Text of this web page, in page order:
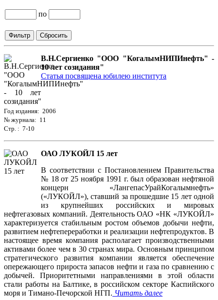
по
В.Н.Сергиенко "ООО "КогалымНИПИнефть" -
10 лет созидания"
Статья посвящена юбилею института
Год издания: 2006
№ журнала: 11
Стр. : 7-10
ОАО ЛУКОЙЛ 15 лет
В соответствии с Постановлением Правительства
№ 18 от 25 ноября 1991 г. был образован нефтяной
концерн «ЛангепасУрайКогалымнефть»
(«ЛУКОЙЛ»), ставший за прошедшие 15 лет одной
из крупнейших российских и мировых
нефтегазовых компаний. Деятельность ОАО «НК «ЛУКОЙЛ»
характеризуется стабильным ростом объемов добычи нефти,
развитием нефтепереработки и реализации нефтепродуктов. В
настоящее время компания располагает производственными
активами более чем в 30 странах мира. Основным принципом
стратегического развития компании является обеспечение
опережающего прироста запасов нефти и газа по сравнению с
добычей. Приоритетными направлениями в этой области
стали работы на Балтике, в российском секторе Каспийского
моря и Тимано-Печорской НГП. Читать далее